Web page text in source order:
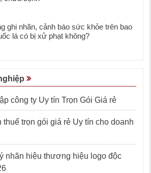
ghi nhãn, cảnh báo sức khỏe trên bao
lá có bị xử phạt không?
công ty Uy tín Trọn Gói Giá rẻ
thuế trọn gói giá rẻ Uy tín cho doanh
nhãn hiệu thương hiệu logo độc